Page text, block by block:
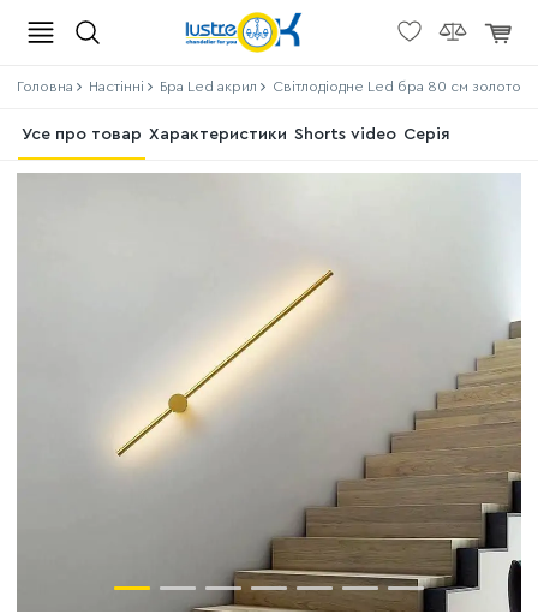
Головна Настінні Бра Led акрил Світлодіодне Led бра 80 см
Усе про товар Характеристики Shorts video Серія